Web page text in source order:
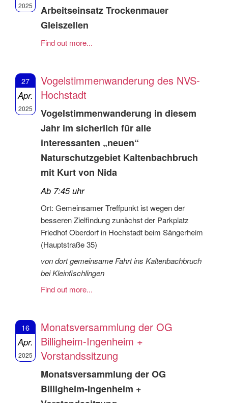
2025
Arbeitseinsatz Trockenmauer
Gleiszellen
Find out more...
27
Apr.
2025
Vogelstimmenwanderung des NVS-
Hochstadt
Vogelstimmenwanderung in diesem
Jahr im sicherlich für alle
interessanten „neuen“
Naturschutzgebiet Kaltenbachbruch
mit Kurt von Nida
Ab 7:45 uhr
Ort: Gemeinsamer Treffpunkt ist wegen der
besseren Zielfindung zunächst der Parkplatz
Friedhof Oberdorf in Hochstadt beim Sängerheim
(Hauptstraße 35)
von dort gemeinsame Fahrt ins Kaltenbachbruch
bei Kleinfischlingen
Find out more...
16
Apr.
2025
Monatsversammlung der OG
Billigheim-Ingenheim +
Vorstandssitzung
Monatsversammlung der OG
Billigheim-Ingenheim +